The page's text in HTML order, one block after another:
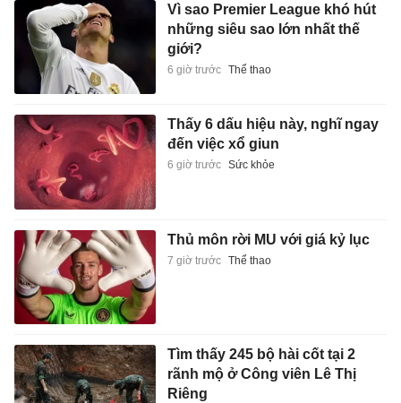
Vì sao Premier League khó hút
những siêu sao lớn nhất thế
giới?
6 giờ trước Thể thao
Thấy 6 dấu hiệu này, nghĩ ngay
đến việc xổ giun
6 giờ trước Sức khỏe
Thủ môn rời MU với giá kỷ lục
7 giờ trước Thể thao
Tìm thấy 245 bộ hài cốt tại 2
rãnh mộ ở Công viên Lê Thị
Riêng